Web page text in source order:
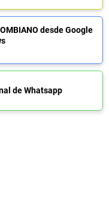
desde Google
de Whatsapp